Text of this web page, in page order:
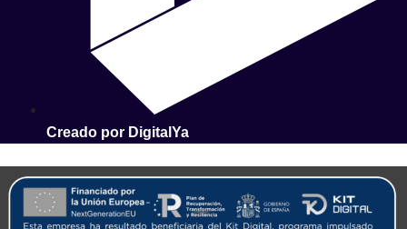
Creado por DigitalYa